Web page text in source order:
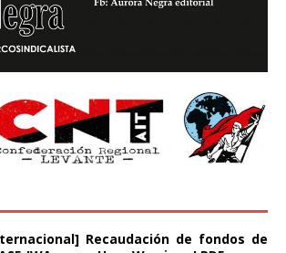
Recaudación de fondos de